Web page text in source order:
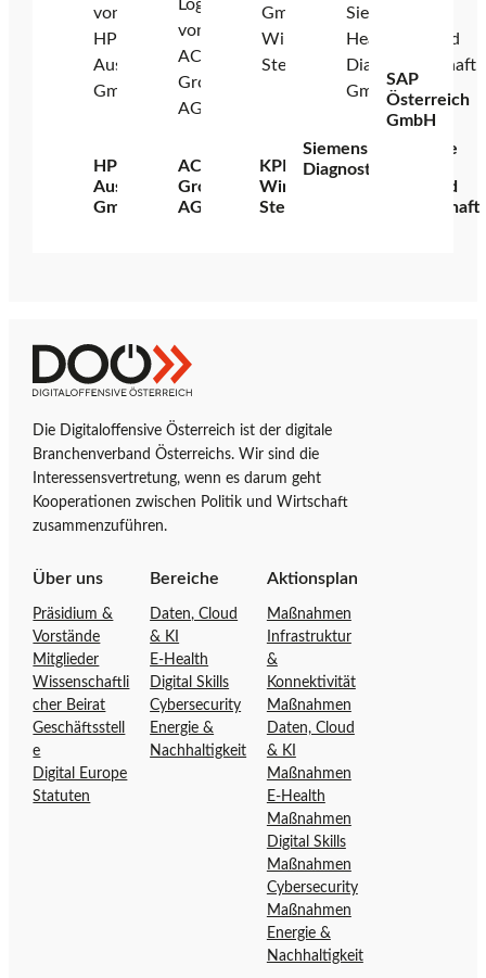
HP
Austria
GmbH
ACP
Group
AG
KPMG Austria GmbH
Wirtschaftsprüfungs- und
Steuerberatungsgesellschaft
Siemens Healthcare
Diagnostics GmbH
SAP
Österreich
GmbH
Z
u
S
t
a
r
i
t
e
d
e
r
D
i
D
i
i
t
a
l
e
n
s
i
v
e
Ö
s
Die Digitaloffensive Österreich ist der digitale
Branchenverband Österreichs. Wir sind die
Interessensvertretung, wenn es darum geht
Kooperationen zwischen Politik und Wirtschaft
zusammenzuführen.
Über uns
Präsidium &
Vorstände
Mitglieder
Wissenschaftli
cher Beirat
Geschäftsstell
e
Digital Europe
Statuten
Bereiche
Daten, Cloud
& KI
E-Health
Digital Skills
Cybersecurity
Energie &
Nachhaltigkeit
Aktionsplan
Maßnahmen
Infrastruktur
&
Konnektivität
Maßnahmen
Daten, Cloud
& KI
Maßnahmen
E-Health
Maßnahmen
Digital Skills
Maßnahmen
Cybersecurity
Maßnahmen
Energie &
Nachhaltigkeit